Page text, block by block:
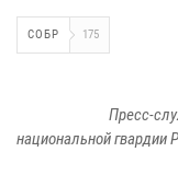
СОБР 175
Пресс-
национальной гвардии